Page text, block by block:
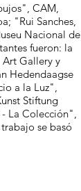
CAM,
"Rui Sanches,
Nacional de
fueron: la
Art Gallery y
Hedendaagse
a la Luz",
Stiftung
La Colección",
se basó